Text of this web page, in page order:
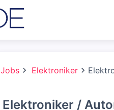
Jobs Elektroniker
Elektroniker /